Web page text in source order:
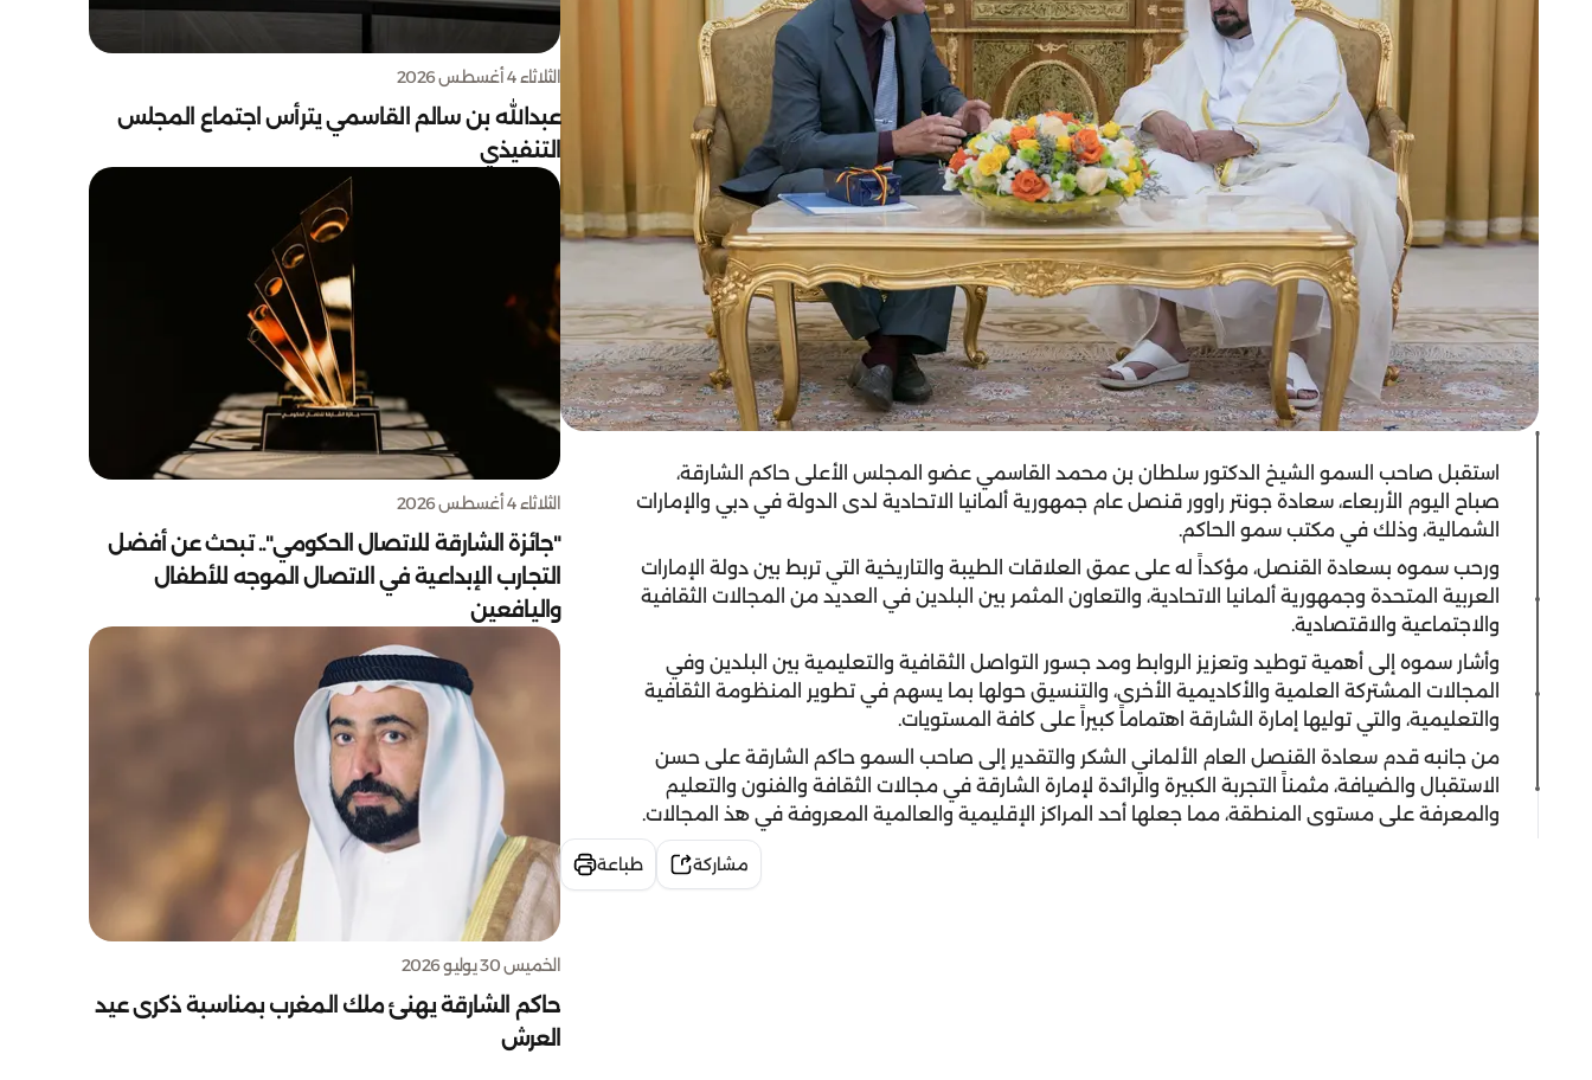
استقبل صاحب السمو الشيخ الدكتور سلطان بن محمد القاسمي عضو المجلس الأعلى حاكم الشارقة،
صباح اليوم الأربعاء، سعادة جونتر راوور قنصل عام جمهورية ألمانيا الاتحادية لدى الدولة في دبي والإمارات
الشمالية، وذلك في مكتب سمو الحاكم.
ورحب سموه بسعادة القنصل، مؤكداً له على عمق العلاقات الطيبة والتاريخية التي تربط بين دولة الإمارات
العربية المتحدة وجمهورية ألمانيا الاتحادية، والتعاون المثمر بين البلدين في العديد من المجالات الثقافية
والاجتماعية والاقتصادية.
وأشار سموه إلى أهمية توطيد وتعزيز الروابط ومد جسور التواصل الثقافية والتعليمية بين البلدين وفي
المجالات المشتركة العلمية والأكاديمية الأخرى، والتنسيق حولها بما يسهم في تطوير المنظومة الثقافية
والتعليمية، والتي توليها إمارة الشارقة اهتماماً كبيراً على كافة المستويات.
من جانبه قدم سعادة القنصل العام الألماني الشكر والتقدير إلى صاحب السمو حاكم الشارقة على حسن
الاستقبال والضيافة، مثمناً التجربة الكبيرة والرائدة لإمارة الشارقة في مجالات الثقافة والفنون والتعليم
والمعرفة على مستوى المنطقة، مما جعلها أحد المراكز الإقليمية والعالمية المعروفة في هذ المجالات.
مشاركة طباعة
الثلاثاء 4 أغسطس 2026
عبدالله بن سالم القاسمي يترأس اجتماع المجلس
التنفيذي
الثلاثاء 4 أغسطس 2026
"جائزة الشارقة للاتصال الحكومي".. تبحث عن أفضل
التجارب الإبداعية في الاتصال الموجه للأطفال
واليافعين
الخميس 30 يوليو 2026
حاكم الشارقة يهنئ ملك المغرب بمناسبة ذكرى عيد
العرش